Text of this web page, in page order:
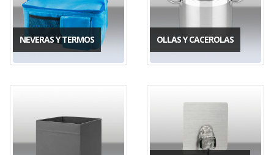
NEVERAS Y TERMOS OLLAS Y CACEROLAS